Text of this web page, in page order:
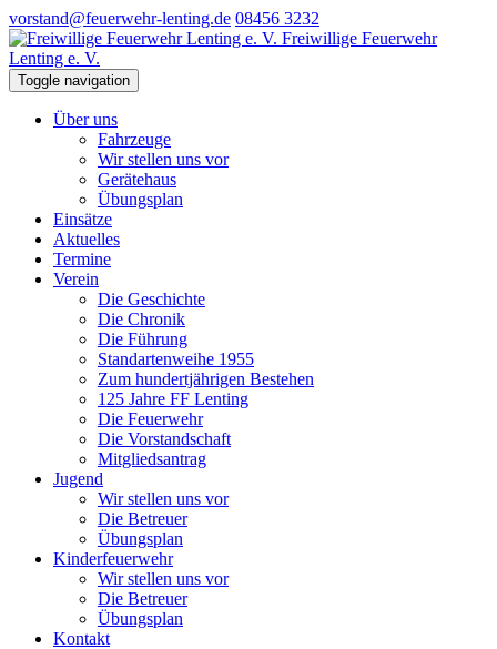
vorstand@feuerwehr-lenting.de 08456 3232
Freiwillige Feuerwehr
Lenting e. V.
Toggle navigation
Über uns
Fahrzeuge
Wir stellen uns vor
Gerätehaus
Übungsplan
Einsätze
Aktuelles
Termine
Verein
Die Geschichte
Die Chronik
Die Führung
Standartenweihe 1955
Zum hundertjährigen Bestehen
125 Jahre FF Lenting
Die Feuerwehr
Die Vorstandschaft
Mitgliedsantrag
Jugend
Wir stellen uns vor
Die Betreuer
Übungsplan
Kinderfeuerwehr
Wir stellen uns vor
Die Betreuer
Übungsplan
Kontakt